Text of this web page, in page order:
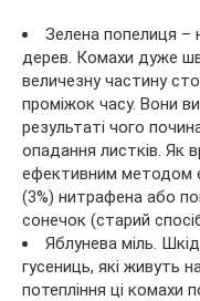
Зелена попелиця –
дерев. Комахи дуже
величезну частину
проміжок часу. Вони
результаті чого
опадання листків. Як
ефективним методом
(3%) нитрафена або
сонечок (старий
Яблунева міль.
гусениць, які живуть
потепління ці комахи